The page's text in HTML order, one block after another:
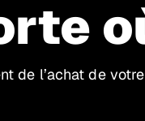
de l’achat de